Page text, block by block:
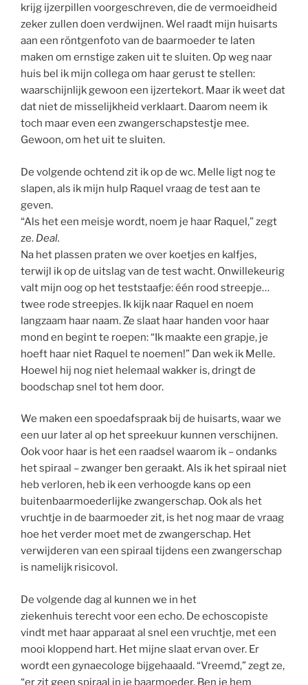
krijg ijzerpillen voorgeschreven, die de vermoeidheid
zeker zullen doen verdwijnen. Wel raadt mijn huisarts
aan een röntgenfoto van de baarmoeder te laten
maken om ernstige zaken uit te sluiten. Op weg naar
huis bel ik mijn collega om haar gerust te stellen:
waarschijnlijk gewoon een ijzertekort. Maar ik weet dat
dat niet de misselijkheid verklaart. Daarom neem ik
toch maar even een zwangerschapstestje mee.
Gewoon, om het uit te sluiten.
De volgende ochtend zit ik op de wc. Melle ligt nog te
slapen, als ik mijn hulp Raquel vraag de test aan te
geven.
“Als het een meisje wordt, noem je haar Raquel,” zegt
ze. Deal.
Na het plassen praten we over koetjes en kalfjes,
terwijl ik op de uitslag van de test wacht. Onwillekeurig
valt mijn oog op het teststaafje: één rood streepje…
twee rode streepjes. Ik kijk naar Raquel en noem
langzaam haar naam. Ze slaat haar handen voor haar
mond en begint te roepen: “Ik maakte een grapje, je
hoeft haar niet Raquel te noemen!” Dan wek ik Melle.
Hoewel hij nog niet helemaal wakker is, dringt de
boodschap snel tot hem door.
We maken een spoedafspraak bij de huisarts, waar we
een uur later al op het spreekuur kunnen verschijnen.
Ook voor haar is het een raadsel waarom ik – ondanks
het spiraal – zwanger ben geraakt. Als ik het spiraal niet
heb verloren, heb ik een verhoogde kans op een
buitenbaarmoederlijke zwangerschap. Ook als het
vruchtje in de baarmoeder zit, is het nog maar de vraag
hoe het verder moet met de zwangerschap. Het
verwijderen van een spiraal tijdens een zwangerschap
is namelijk risicovol.
De volgende dag al kunnen we in het
ziekenhuis terecht voor een echo. De echoscopiste
vindt met haar apparaat al snel een vruchtje, met een
mooi kloppend hart. Het mijne slaat ervan over. Er
wordt een gynaecologe bijgehaaald. “Vreemd,” zegt ze,
“er zit geen spiraal in je baarmoeder. Ben je hem